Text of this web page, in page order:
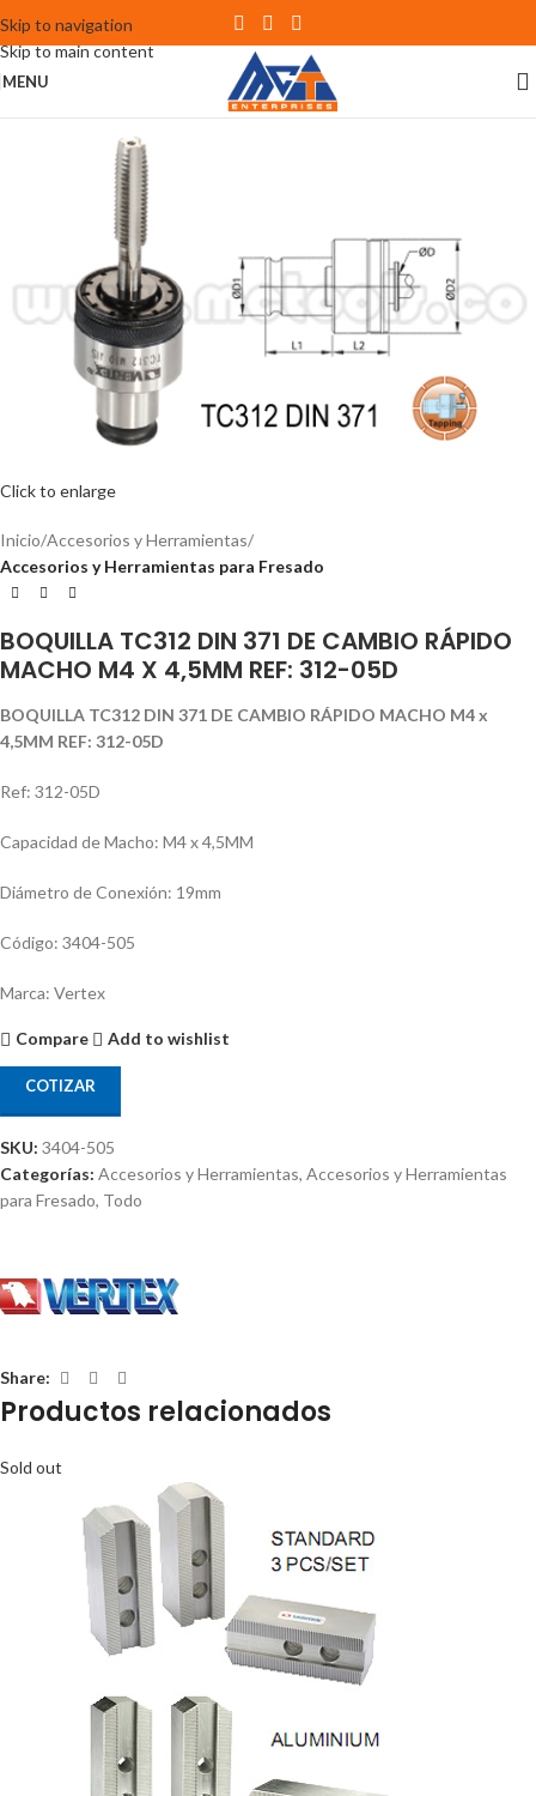
Skip to navigation
Skip to main content
MENU
Click to enlarge
Inicio Accesorios y Herramientas
Accesorios y Herramientas para Fresado
BOQUILLA TC312 DIN 371 DE CAMBIO RÁPIDO
MACHO M4 X 4,5MM REF: 312-05D
BOQUILLA TC312 DIN 371 DE CAMBIO RÁPIDO MACHO M4 x
4,5MM REF: 312-05D
Ref: 312-05D
Capacidad de Macho: M4 x 4,5MM
Diámetro de Conexión: 19mm
Código: 3404-505
Marca: Vertex
Compare Add to wishlist
COTIZAR
SKU: 3404-505
Categorías: Accesorios y Herramientas, Accesorios y Herramientas
para Fresado, Todo
Share:
Productos relacionados
Sold out